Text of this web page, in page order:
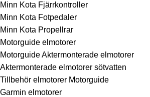
Minn Kota Fjärrkontroller
Minn Kota Fotpedaler
Minn Kota Propellrar
Motorguide elmotorer
Motorguide Aktermonterade elmotorer
Aktermonterade elmotorer sötvatten
Tillbehör elmotorer Motorguide
Garmin elmotorer